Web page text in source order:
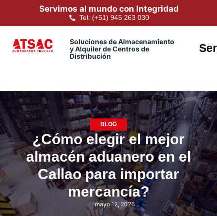
Servimos al mundo con Integridad
Tel: (+51) 945 263 030
Soluciones de Almacenamiento
y Alquiler de Centros de
Distribución
BLOG
¿Cómo elegir el mejor
almacén aduanero en el
Callao para importar
mercancía?
mayo 12, 2026